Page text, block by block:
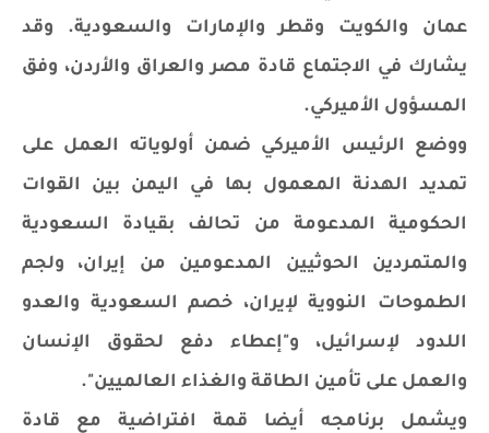
عمان والكويت وقطر والإمارات والسعودية. وقد
يشارك في الاجتماع قادة مصر والعراق والأردن، وفق
المسؤول الأميركي.
ووضع الرئيس الأميركي ضمن أولوياته العمل على
تمديد الهدنة المعمول بها في اليمن بين القوات
الحكومية المدعومة من تحالف بقيادة السعودية
والمتمردين الحوثيين المدعومين من إيران، ولجم
الطموحات النووية لإيران، خصم السعودية والعدو
اللدود لإسرائيل، و"إعطاء دفع لحقوق الإنسان
والعمل على تأمين الطاقة والغذاء العالميين".
ويشمل برنامجه أيضا قمة افتراضية مع قادة